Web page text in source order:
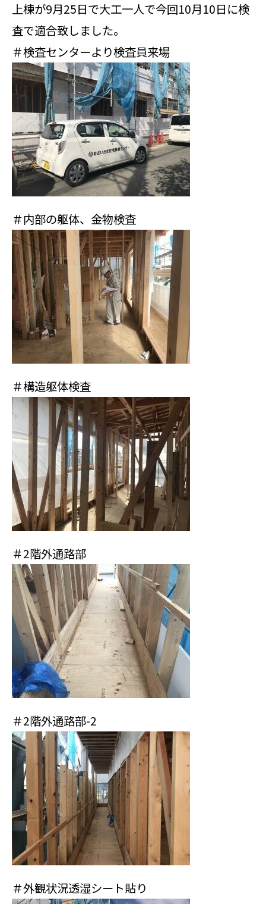
上棟が9月25日で大工一人で今回10月10日に検
査で適合致しました。
＃検査センターより検査員来場
＃内部の躯体、金物検査
＃構造躯体検査
＃2階外通路部
＃2階外通路部-2
＃外観状況透湿シート貼り